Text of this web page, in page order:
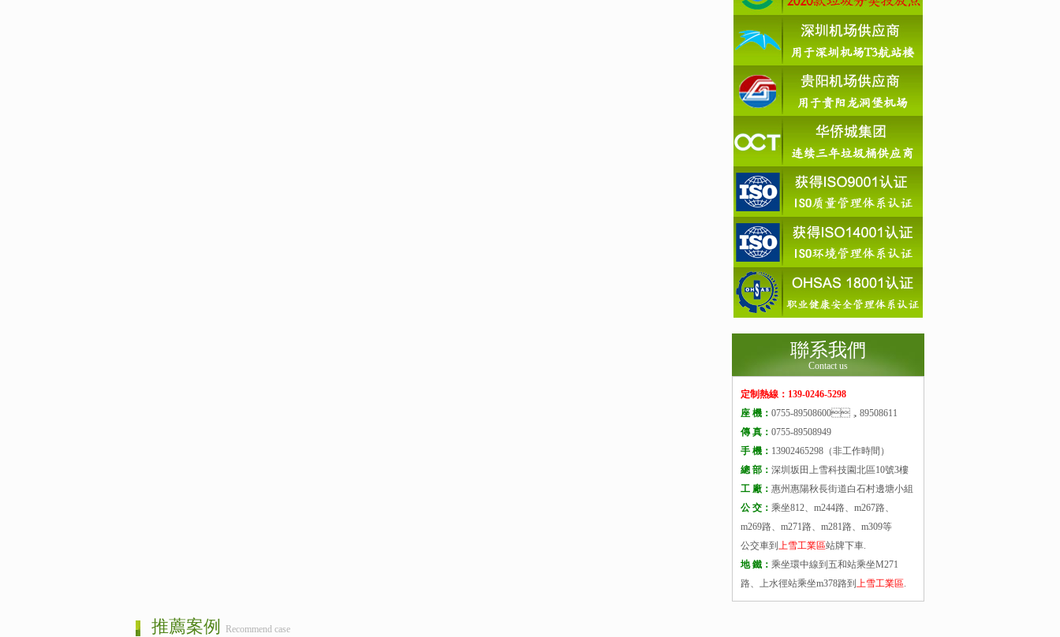
聯系我們
Contact us
定制熱線：139-0246-5298
座 機： 0755-89508600，89508611
傳 真： 0755-89508949
手 機： 13902465298（非工作時間）
總 部： 深圳坂田上雪科技園北區10號3樓
工 廠： 惠州惠陽秋長街道白石村邊塘小組
公 交： 乘坐812、m244路、m267路、
m269路、m271路、m281路、m309等
公交車到 上雪工業區站牌下車.
地 鐵： 乘坐環中線到五和站乘坐M271
路、上水徑站乘坐m378路到 上雪工業區.
推薦案例 Recommend case